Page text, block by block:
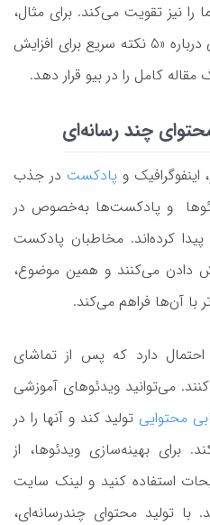
را نیز تقویت می‌کند. برای مثال،
می‌توانید یک پست اینستاگرامی درباره «5 نکته سریع برای افزایش
کامل را در بیو قرار دهد.
اینفوگرافیک وپادکست در جذب
و پادکست‌ها به‌خصوص در
کرده‌اند. مخاطبان پادکست
دادن می‌کنند و همین موضوع،
با آن‌ها فراهم می‌کند.
88٪ بیشتر احتمال دارد که پس از تماشای
می‌توانید ویدئوهای آموزشی
محتوایی تولید کند و آنها را در
برای بهینه‌سازی ویدئوها، از
استفاده کنید و لینک سایت
تولید محتوای چندرسانه‌ای،